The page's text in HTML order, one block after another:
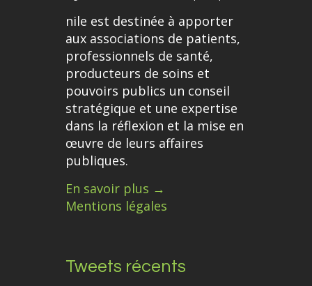
nile est destinée à apporter
aux associations de patients,
professionnels de santé,
producteurs de soins et
pouvoirs publics un conseil
stratégique et une expertise
dans la réflexion et la mise en
œuvre de leurs affaires
publiques.
En savoir plus →
Mentions légales
Tweets récents